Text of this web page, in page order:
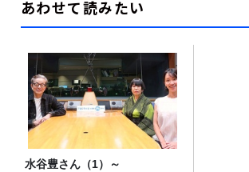
あわせて読みたい
水谷豊さん（1）～